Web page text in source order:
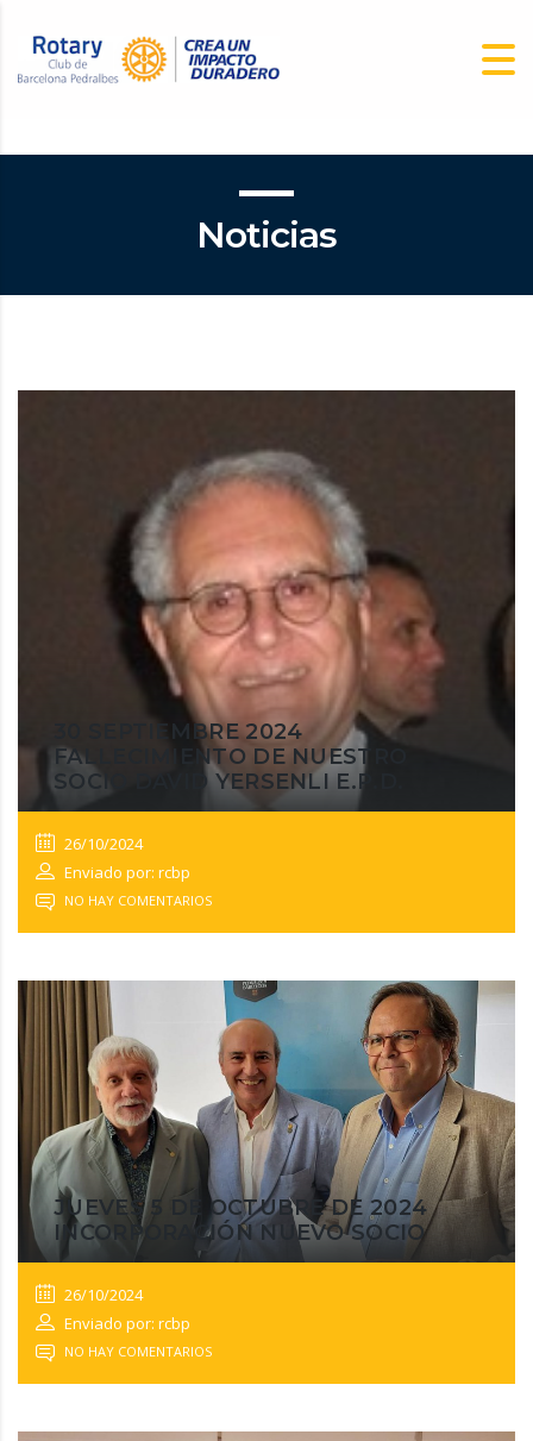
Noticias
30 SEPTIEMBRE 2024
FALLECIMIENTO DE NUESTRO
SOCIO DAVID YERSENLI E.P.D.
26/10/2024
Enviado por: rcbp
NO HAY COMENTARIOS
JUEVES 5 DE OCTUBRE DE 2024
INCORPORACIÓN NUEVO SOCIO
26/10/2024
Enviado por: rcbp
NO HAY COMENTARIOS